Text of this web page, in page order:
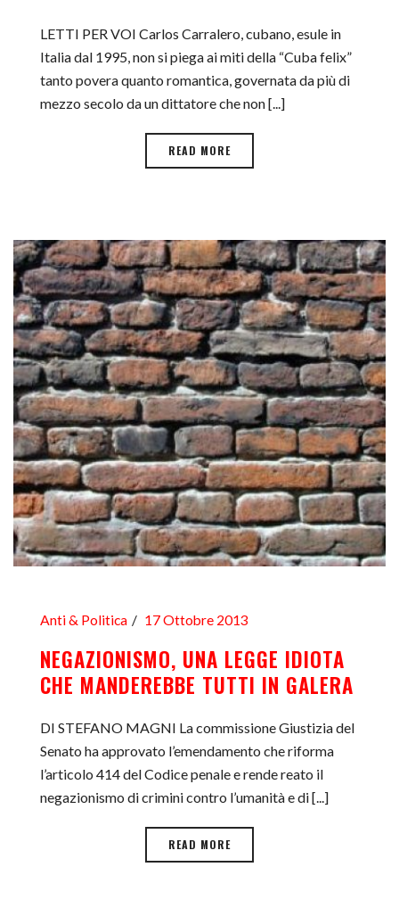
LETTI PER VOI Carlos Carralero, cubano, esule in
Italia dal 1995, non si piega ai miti della “Cuba felix”
tanto povera quanto romantica, governata da più di
mezzo secolo da un dittatore che non [...]
READ MORE
Anti & Politica 17 Ottobre 2013
NEGAZIONISMO, UNA LEGGE IDIOTA
CHE MANDEREBBE TUTTI IN GALERA
DI STEFANO MAGNI La commissione Giustizia del
Senato ha approvato l’emendamento che riforma
l’articolo 414 del Codice penale e rende reato il
negazionismo di crimini contro l’umanità e di [...]
READ MORE